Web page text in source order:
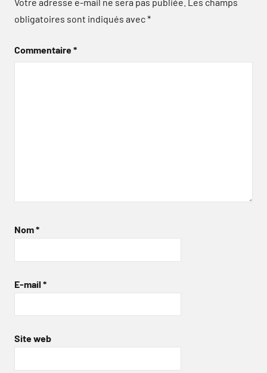
obligatoires sont indiqués avec*
Commentaire*
Nom*
E-mail *
Site web